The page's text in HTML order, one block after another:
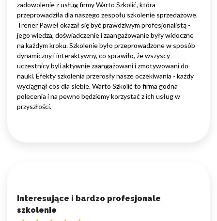
zadowolenie z usług firmy Warto Szkolić, która
przeprowadziła dla naszego zespołu szkolenie sprzedażowe.
Trener Paweł okazał się być prawdziwym profesjonalistą -
jego wiedza, doświadczenie i zaangażowanie były widoczne
na każdym kroku. Szkolenie było przeprowadzone w sposób
dynamiczny i interaktywny, co sprawiło, że wszyscy
uczestnicy byli aktywnie zaangażowani i zmotywowani do
nauki. Efekty szkolenia przerosły nasze oczekiwania - każdy
wyciągnął cos dla siebie. Warto Szkolić to firma godna
polecenia i na pewno będziemy korzystać z ich usług w
przyszłości.
Interesujące i bardzo profesjonale
szkolenie